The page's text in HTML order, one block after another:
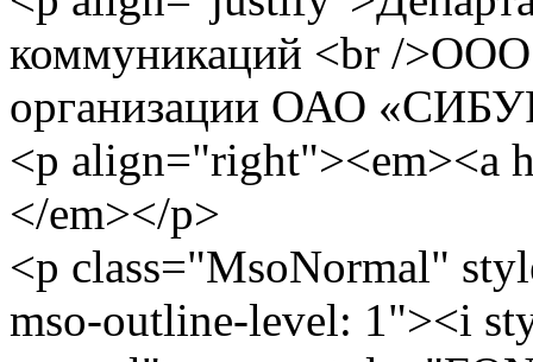
коммуникаций <br /
организации ОАО
<p align="right"><em><a
</em></p>
<p class="MsoNormal"
mso-outline-level: 1"><i